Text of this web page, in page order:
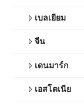
เบลเยียม
จีน
เดนมาร์ก
เอสโตเนีย